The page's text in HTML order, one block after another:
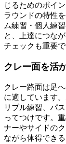
じるためのポイ
ラウンドの特性
ム練習・個人練
と、上達につな
チェックも重要で
クレー面を活
クレー路面は足
に適しています
リブル練習、パ
ってつけです。
ナーやサイドの
ながら体得でき